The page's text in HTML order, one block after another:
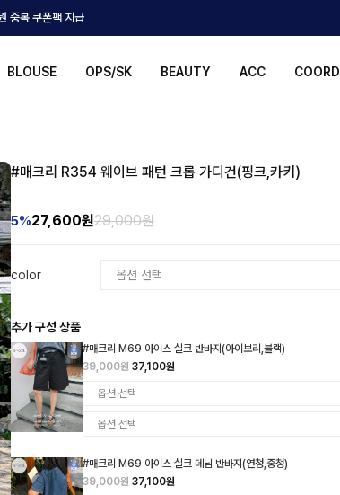
중복 쿠폰팩 지급
BLOUSE OPS/SK BEAUTY ACC COORDI
#매크리 R354 웨이브 패턴 크롭 가디건(핑크,카키)
5%27,600원29,000원
color
추가 구성 상품
#매크리 M69 아이스 실크 반바지(아이보리,블랙)
39,000원 37,100원
#매크리 M69 아이스 실크 데님 반바지(연청,중청)
39,000원 37,100원